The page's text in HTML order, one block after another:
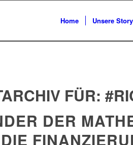
Home Unsere Story
FÜR:
DER